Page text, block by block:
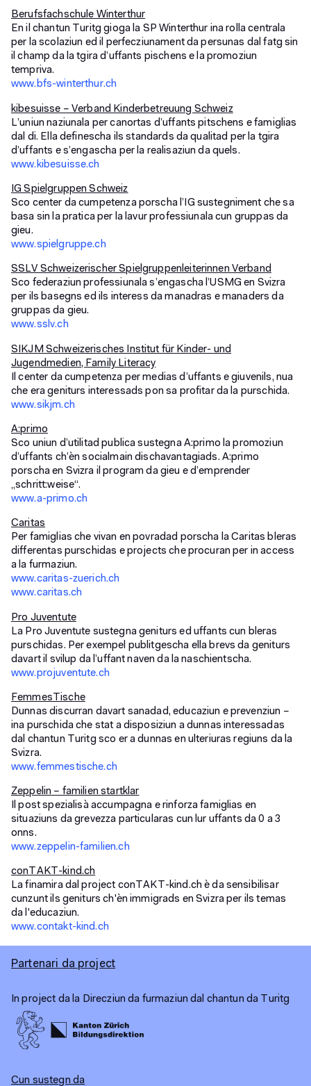
Berufsfachschule Winterthur
En il chantun Turitg gioga la SP Winterthur ina rolla centrala
per la scolaziun ed il perfecziunament da persunas dal fatg sin
il champ da la tgira d’uffants pischens e la promoziun
tempriva.
www.bfs-winterthur.ch
kibesuisse – Verband Kinderbetreuung Schweiz
L’uniun naziunala per canortas d’uffants pitschens e famiglias
dal di. Ella definescha ils standards da qualitad per la tgira
d’uffants e s’engascha per la realisaziun da quels.
www.kibesuisse.ch
IG Spielgruppen Schweiz
Sco center da cumpetenza porscha l’IG sustegniment che sa
basa sin la pratica per la lavur professiunala cun gruppas da
gieu.
www.spielgruppe.ch
SSLV Schweizerischer Spielgruppenleiterinnen Verband
Sco federaziun professiunala s’engascha l’USMG en Svizra
per ils basegns ed ils interess da manadras e manaders da
gruppas da gieu.
www.sslv.ch
SIKJM Schweizerisches Institut für Kinder- und
Jugendmedien, Family Literacy
Il center da cumpetenza per medias d’uffants e giuvenils, nua
che era geniturs interessads pon sa profitar da la purschida.
www.sikjm.ch
A:primo
Sco uniun d’utilitad publica sustegna A:primo la promoziun
d’uffants ch’èn socialmain dischavantagiads. A:primo
porscha en Svizra il program da gieu e d’emprender
„schritt:weise“.
www.a-primo.ch
Caritas
Per famiglias che vivan en povradad porscha la Caritas bleras
differentas purschidas e projects che procuran per in access
a la furmaziun.
www.caritas-zuerich.ch
www.caritas.ch
Pro Juventute
La Pro Juventute sustegna geniturs ed uffants cun bleras
purschidas. Per exempel publitgescha ella brevs da geniturs
davart il svilup da l’uffant naven da la naschientscha.
www.projuventute.ch
FemmesTische
Dunnas discurran davart sanadad, educaziun e prevenziun –
ina purschida che stat a disposiziun a dunnas interessadas
dal chantun Turitg sco er a dunnas en ulteriuras regiuns da la
Svizra.
www.femmestische.ch
Zeppelin – familien startklar
Il post spezialisà accumpagna e rinforza famiglias en
situaziuns da grevezza particularas cun lur uffants da 0 a 3
onns.
www.zeppelin-familien.ch
conTAKT-kind.ch
La finamira dal project conTAKT-kind.ch è da sensibilisar
cunzunt ils geniturs ch'èn immigrads en Svizra per ils temas
da l'educaziun.
www.contakt-kind.ch
Partenari da project
In project da la Direcziun da furmaziun dal chantun da Turitg
Cun sustegn da